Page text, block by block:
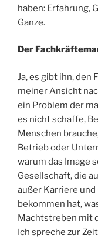
haben: Erfahrung,
Ganze.
Der
Ja, es gibt ihn, den
meiner Ansicht
ein Problem der
es nicht schaffe,
Menschen
Betrieb oder
warum das Image
Gesellschaft, die
außer Karriere
bekommen hat,
Machtstreben mit
Ich spreche zur